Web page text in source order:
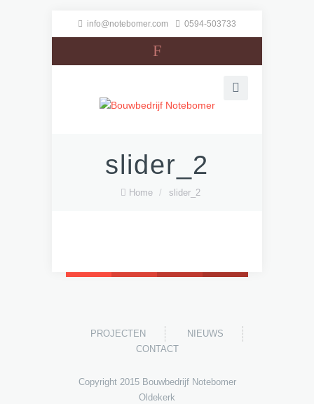
info@notebomer.com 0594-503733
F
slider_2
Home / slider_2
PROJECTEN
NIEUWS
CONTACT
Copyright 2015 Bouwbedrijf Notebomer
Oldekerk